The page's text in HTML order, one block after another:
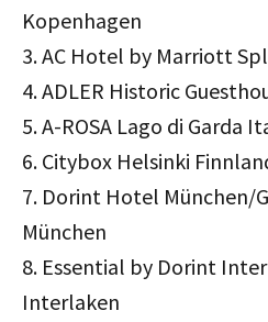
Kopenhagen
3. AC Hotel by Marriott
4. ADLER Historic
5. A-ROSA Lago di Garda
6. Citybox Helsinki
7. Dorint Hotel München/
München
8. Essential by Dorint
Interlaken